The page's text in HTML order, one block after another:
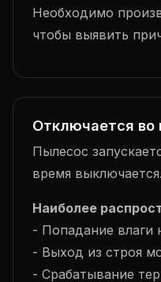
Необходимо
чтобы выявить
Отключается во
Пылесос
время выключается.
Наиболее
- Попадание влаги
- Выход из строя
- Срабатывание